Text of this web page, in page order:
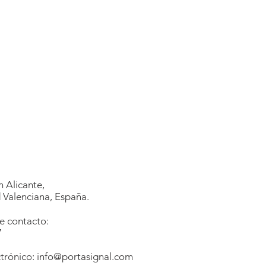
Alicante,
España.
contacto:
info@portasignal.com